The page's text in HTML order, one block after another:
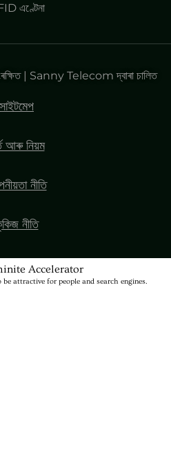
এণ্টেনা
| Sanny Telecom দ্বাৰা চালিত
সাইটমেপ
আৰু নিয়ম
নীতি
নীতি
Accelerator
be attractive for people and search engines.